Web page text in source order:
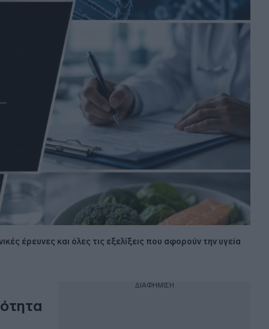
έρευνες και όλες τις εξελίξεις που αφορούν την υγεία
ΔΙΑΦΗΜΙΣΗ